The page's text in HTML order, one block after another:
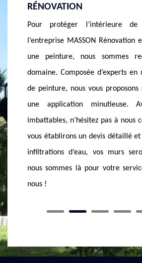
pose
pour
nous
les
et
PEINTRE PROFESSIONNEL
Nous vous proposons une
embellir votre intérieur.
spécialiste en pose de peinture
Menthon Saint Bernard, vous
qualité et rapide tout en
Nous nous adaptons à chaque
besoins de chaque client,
satisfaction est notre plus grande
pas à nous contacter et nous
devis précis et détaillé
budget.